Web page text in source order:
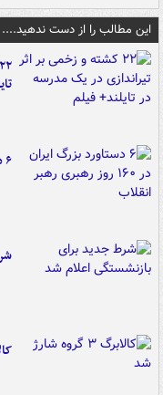
این مطالب را از دست ندهید....
۶ دستاورد بزرگ ایران در ۱۶۰ روز رهبری رهبر انقلاب